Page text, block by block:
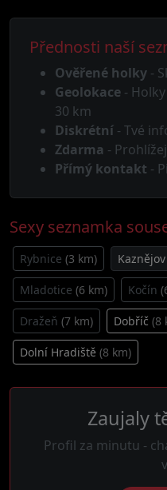
Přednosti naší
Ověřené holky -
Geolokace -
30 km
Diskrétní - Tvé
Zdarma -
Přímý kontakt -
Sexy seznamka
Rybnice (3 km) Kaznějov
Mladotice (6 km) Kočín
Dražeň (7 km) Dobříč (8
Dolní Hradiště (8 km)
Zaujaly
Profil za minutu -